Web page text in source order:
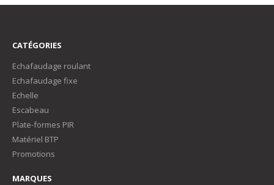
CATÉGORIES
Echafaudage roulant
Echafaudage fixe
Echelle
Escabeau
Plate-formes PIR
Matériel BTP
Promotions
MARQUES